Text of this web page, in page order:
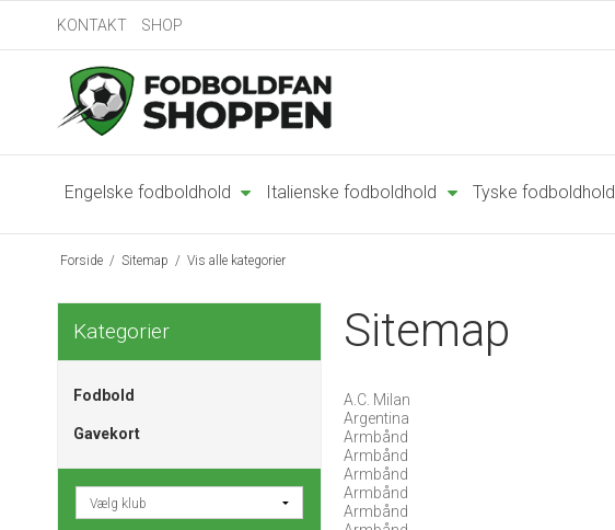
KONTAKT SHOP
Engelske fodboldhold Italienske fodboldhold Tyske fodboldhold
Forside / Sitemap / Vis alle kategorier
Kategorier
Fodbold
Gavekort
Sitemap
A.C. Milan
Argentina
Armbånd
Armbånd
Armbånd
Armbånd
Armbånd